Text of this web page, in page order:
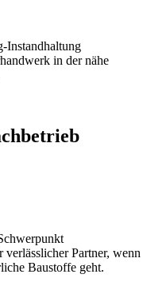
Instandhaltung
in der nähe
Partner, wenn
Baustoffe geht.